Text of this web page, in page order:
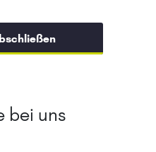
bei uns